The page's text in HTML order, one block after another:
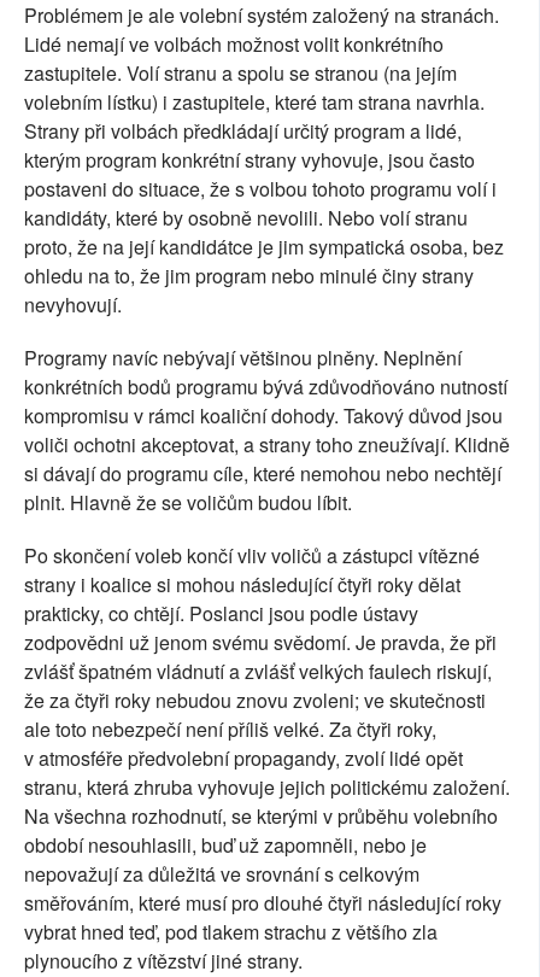
Problémem je ale volební systém založený na stranách.
Lidé nemají ve volbách možnost volit konkrétního
zastupitele. Volí stranu a spolu se stranou (na jejím
volebním lístku) i zastupitele, které tam strana navrhla.
Strany při volbách předkládají určitý program a lidé,
kterým program konkrétní strany vyhovuje, jsou často
postaveni do situace, že s volbou tohoto programu volí i
kandidáty, které by osobně nevolili. Nebo volí stranu
proto, že na její kandidátce je jim sympatická osoba, bez
ohledu na to, že jim program nebo minulé činy strany
nevyhovují.
Programy navíc nebývají většinou plněny. Neplnění
konkrétních bodů programu bývá zdůvodňováno nutností
kompromisu v rámci koaliční dohody. Takový důvod jsou
voliči ochotni akceptovat, a strany toho zneužívají. Klidně
si dávají do programu cíle, které nemohou nebo nechtějí
plnit. Hlavně že se voličům budou líbit.
Po skončení voleb končí vliv voličů a zástupci vítězné
strany i koalice si mohou následující čtyři roky dělat
prakticky, co chtějí. Poslanci jsou podle ústavy
zodpovědni už jenom svému svědomí. Je pravda, že při
zvlášť špatném vládnutí a zvlášť velkých faulech riskují,
že za čtyři roky nebudou znovu zvoleni; ve skutečnosti
ale toto nebezpečí není příliš velké. Za čtyři roky,
v atmosféře předvolební propagandy, zvolí lidé opět
stranu, která zhruba vyhovuje jejich politickému založení.
Na všechna rozhodnutí, se kterými v průběhu volebního
období nesouhlasili, buď už zapomněli, nebo je
nepovažují za důležitá ve srovnání s celkovým
směřováním, které musí pro dlouhé čtyři následující roky
vybrat hned teď, pod tlakem strachu z většího zla
plynoucího z vítězství jiné strany.